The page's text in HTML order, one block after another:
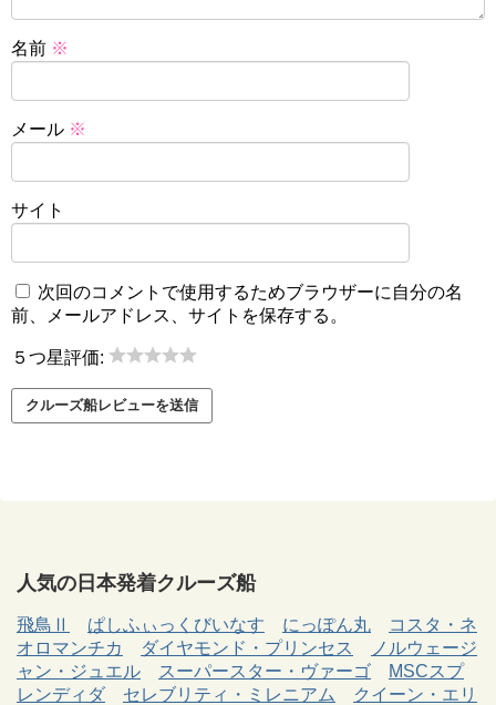
名前 ※
メール ※
サイト
次回のコメントで使用するためブラウザーに自分の名
前、メールアドレス、サイトを保存する。
５つ星評価:
人気の日本発着クルーズ船
飛鳥Ⅱ ぱしふぃっくびいなす にっぽん丸
コスタ・ネ
オロマンチカ
ダイヤモンド・プリンセス
ノルウェージ
ャン・ジュエル
スーパースター・ヴァーゴ
MSCスプ
レンディダ
セレブリティ・ミレニアム
クイーン・エリ